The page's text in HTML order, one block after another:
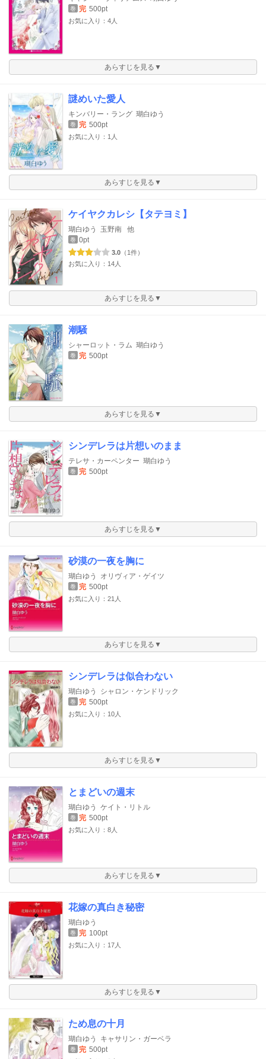
巻 完 500pt
お気に入り：4人
あらすじを見る▼
謎めいた愛人
キンバリー・ラング 瑚白ゆう
巻 完 500pt
お気に入り：1人
あらすじを見る▼
ケイヤクカレシ【タテヨミ】
瑚白ゆう 玉野南 他
巻 0pt
3.0 （1件）
お気に入り：14人
あらすじを見る▼
潮騒
シャーロット・ラム 瑚白ゆう
巻 完 500pt
あらすじを見る▼
シンデレラは片想いのまま
テレサ・カーペンター 瑚白ゆう
巻 完 500pt
あらすじを見る▼
砂漠の一夜を胸に
瑚白ゆう オリヴィア・ゲイツ
巻 完 500pt
お気に入り：21人
あらすじを見る▼
シンデレラは似合わない
瑚白ゆう シャロン・ケンドリック
巻 完 500pt
お気に入り：10人
あらすじを見る▼
とまどいの週末
瑚白ゆう ケイト・リトル
巻 完 500pt
お気に入り：8人
あらすじを見る▼
花嫁の真白き秘密
瑚白ゆう
巻 完 100pt
お気に入り：17人
あらすじを見る▼
ため息の十月
瑚白ゆう キャサリン・ガーベラ
巻 完 500pt